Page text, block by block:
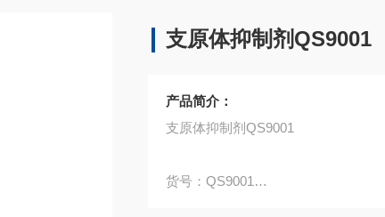
支原体抑制剂QS9001
产品简介：
支原体抑制剂QS9001
货号：QS9001